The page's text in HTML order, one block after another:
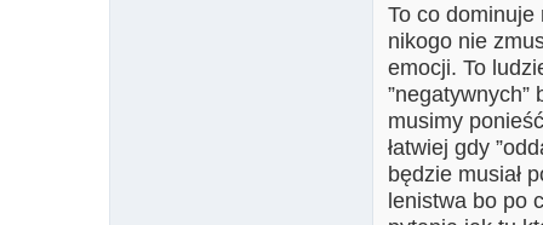
To co
nikogo nie
emocji. To
musimy
łatwiej gdy
będzie musiał
lenistwa bo po